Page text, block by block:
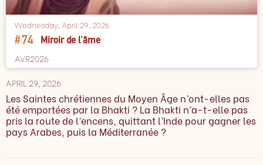
Wednesday, April 29, 2026
#74 Miroir de l'âme
AVR2026
APRIL 29, 2026
Les Saintes chrétiennes du Moyen Âge n’ont-elles pas
été emportées par la Bhakti ? La Bhakti n’a-t-elle pas
pris la route de l’encens, quittant l’Inde pour gagner les
pays Arabes, puis la Méditerranée ?